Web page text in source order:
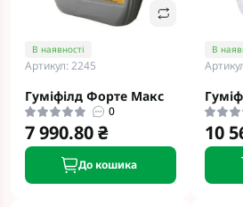
В наявності
Артикул: 2245
Гуміфілд Форте Макс
0
7 990.80 ₴
До кошика
В
10